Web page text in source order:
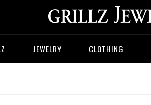
JEWELRY CLOTHING